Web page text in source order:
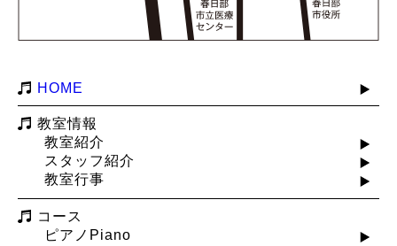
HOME
教室情報
教室紹介
スタッフ紹介
教室行事
コース
ピアノPiano